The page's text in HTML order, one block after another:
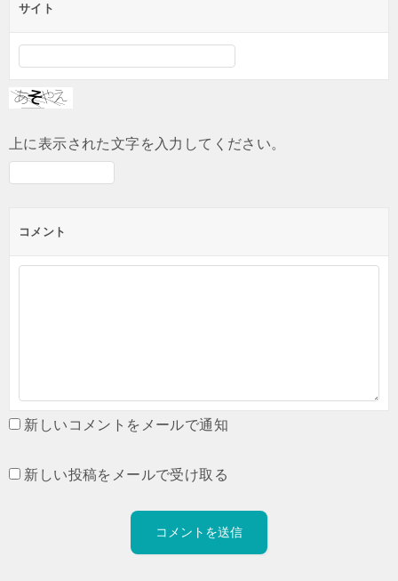
サイト
上に表示された文字を入力してください。
コメント
新しいコメントをメールで通知
新しい投稿をメールで受け取る